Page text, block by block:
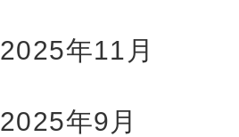
2025年11月
2025年9月